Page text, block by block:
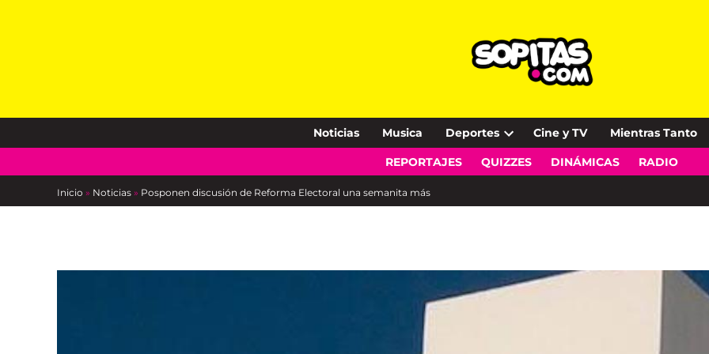
Noticias Musica Deportes
Open
dropdown
Cine y TV Mientras Tanto
REPORTAJES QUIZZES DINÁMICAS RADIO
Inicio » Noticias » Posponen discusión de Reforma Electoral una semanita más